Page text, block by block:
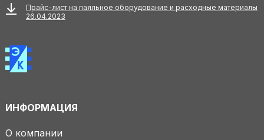
Прайс-лист на паяльное оборудование и расходные материалы
26.04.2023
ИНФОРМАЦИЯ
О компании